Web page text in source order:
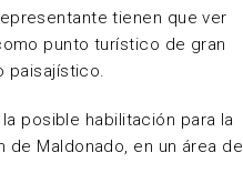
tienen que ver
punto turístico de gran
paisajístico.
posible habilitación para la
Maldonado, en un área de